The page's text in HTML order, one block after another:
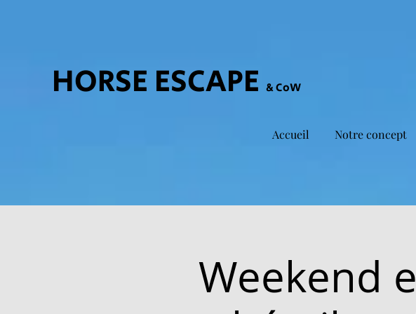
HORSE ESCAPE & CoW
Accueil Notre concept
Weekend